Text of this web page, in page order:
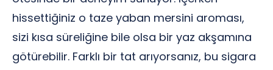
hissettiğiniz o taze yaban mersini aroması,
sizi kısa süreliğine bile olsa bir yaz akşamına
götürebilir. Farklı bir tat arıyorsanız, bu sigara